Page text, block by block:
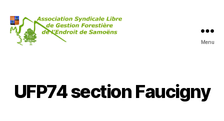
Menu
UFP74 section Faucigny